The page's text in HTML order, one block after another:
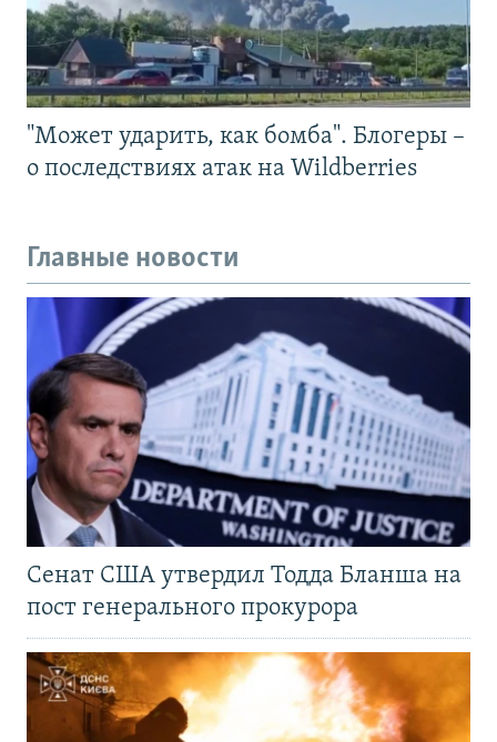
"Может ударить, как бомба". Блогеры –
о последствиях атак на Wildberries
Главные новости
Сенат США утвердил Тодда Бланша на
пост генерального прокурора